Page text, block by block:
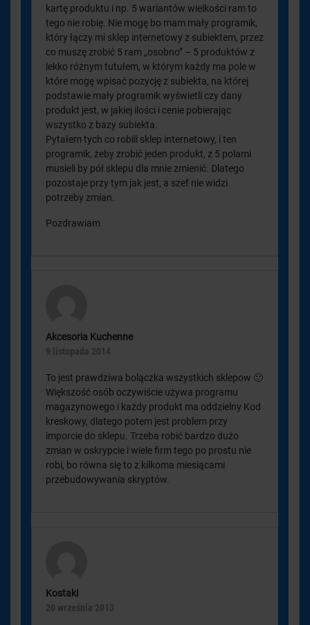
kartę produktu i np. 5 wariantów wielkości ram to
tego nie robię. Nie mogę bo mam mały programik,
który łączy mi sklep internetowy z subiektem, przez
co muszę zrobić 5 ram „osobno” – 5 produktów z
lekko różnym tutułem, w którym każdy ma pole w
które mogę wpisać pozycję z subiekta, na której
podstawie mały programik wyświetli czy dany
produkt jest, w jakiej ilości i cenie pobierając
wszystko z bazy subiekta.
Pytałem tych co robili sklep internetowy, i ten
programik, żeby zrobić jeden produkt, z 5 polami
musieli by pół sklepu dla mnie zmienić. Dlatego
pozostaje przy tym jak jest, a szef nie widzi
potrzeby zmian.
Pozdrawiam
Akcesoria Kuchenne
9 listopada 2014
To jest prawdziwa bolączka wszystkich sklepow 🙂
Większość osób oczywiście używa programu
magazynowego i każdy produkt ma oddzielny Kod
kreskowy, dlatego potem jest problem przy
imporcie do sklepu. Trzeba robić bardzo dużo
zmian w oskrypcie i wiele firm tego po prostu nie
robi, bo równa się to z kilkoma miesiącami
przebudowywania skryptów.
Kostaki
20 września 2013